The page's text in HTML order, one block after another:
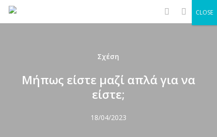
Skip
search
Σχέση
Μήπως είστε μαζί απλά για να
είστε;
18/04/2023
CLOSE